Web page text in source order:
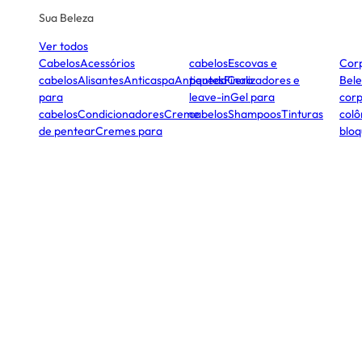
Sua Beleza
Ver todos
CabelosAcessórios
cabelosAlisantesAnticaspaAntiquedaCera
para
cabelosCondicionadoresCreme
de pentearCremes para
cabelosEscovas e
pentesFinalizadores e
leave-inGel para
cabelosShampoosTinturas